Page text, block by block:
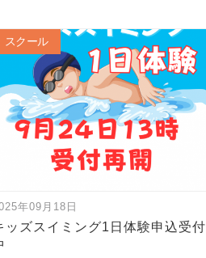
スクール
年09月18日
ッズスイミング1日体験申込受付